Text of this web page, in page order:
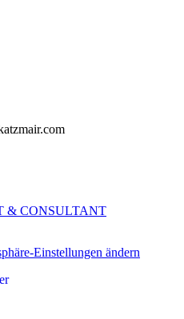
& CONSULTANT
Einstellungen ändern